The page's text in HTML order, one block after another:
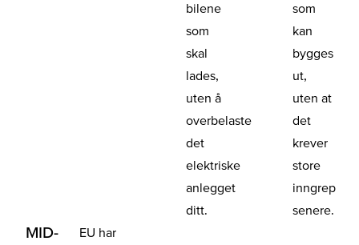
bilene
som
skal
lades,
uten å
overbelaste
det
elektriske
anlegget
ditt.
som
kan
bygges
ut,
uten at
det
krever
store
inngrep
senere.
MID-
EU har